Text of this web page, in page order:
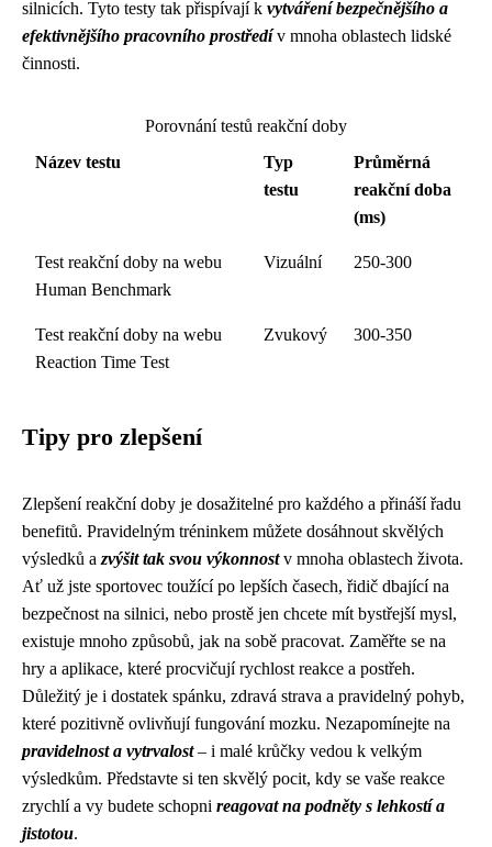
silnicích. Tyto testy tak přispívají k vytváření bezpečnějšího a
efektivnějšího pracovního prostředív mnoha oblastech lidské
činnosti.
Porovnání testů reakční doby
Název testu
Typ
testu
Průměrná
reakční doba
(ms)
Test reakční doby na webu
Human Benchmark
Vizuální 250-300
Test reakční doby na webu
Reaction Time Test
Zvukový 300-350
Tipy pro zlepšení
Zlepšení reakční doby je dosažitelné pro každého a přináší řadu
benefitů. Pravidelným tréninkem můžete dosáhnout skvělých
výsledků a zvýšit tak svou výkonnostv mnoha oblastech života.
Ať už jste sportovec toužící po lepších časech, řidič dbající na
bezpečnost na silnici, nebo prostě jen chcete mít bystřejší mysl,
existuje mnoho způsobů, jak na sobě pracovat. Zaměřte se na
hry a aplikace, které procvičují rychlost reakce a postřeh.
Důležitý je i dostatek spánku, zdravá strava a pravidelný pohyb,
které pozitivně ovlivňují fungování mozku. Nezapomínejte na
pravidelnost a vytrvalost– i malé krůčky vedou k velkým
výsledkům. Představte si ten skvělý pocit, kdy se vaše reakce
zrychlí a vy budete schopni reagovat na podněty s lehkostí a
jistotou.